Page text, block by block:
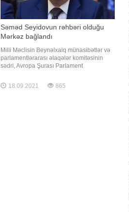
Səməd Seyidovun rəhbəri olduğu
Mərkəz bağlandı
Milli Məclisin Beynəlxalq münasibətlər və
parlamentlərarası əlaqələr komitəsinin
sədri, Avropa Şurası Parlament
rəhbəri Səməd Seyidovun başçısı olduğu
Siyasi Psixologiya Mərkəzi (SPM)
18.09.2021 865